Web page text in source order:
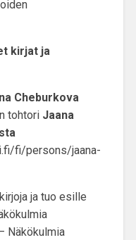
kirjat ja
Cheburkova
tohtori Jaana
fi/persons/jaana-
ja tuo esille
Näkökulmia